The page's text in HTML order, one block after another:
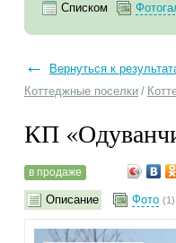
Списком
←
Вернуться к
Коттеджные поселки /
КП
в продаже
Описание Фото (1)